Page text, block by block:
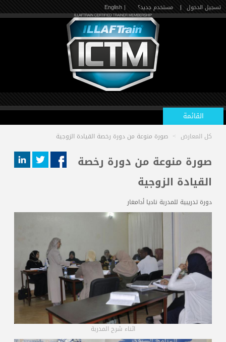
تسجيل الدخول | مستخدم جديد؟ | English
القائمة
الدورات القادمة
المعتمدون
كل المعارض > صورة منوعة من دورة رخصة القيادة الزوجية
صورة منوعة من دورة رخصة
القيادة الزوجية
دورة تدريبية للمدربة ناديا أدامغار
اثناء شرح المدربة